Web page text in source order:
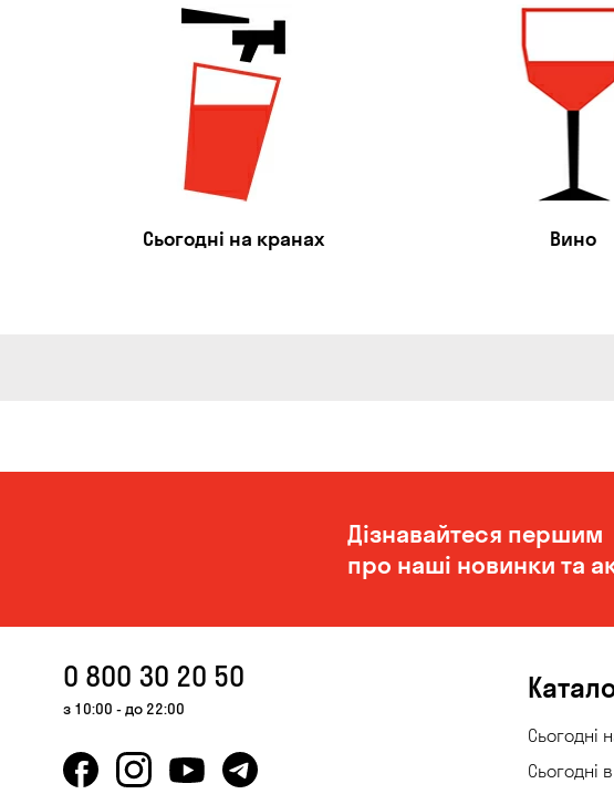
Сьогодні на кранах Вино
Дізнавайтеся першим
про наші новинки та
0 800 30 20 50
з 10:00 - до 22:00
Сьогодні
Сьогодні